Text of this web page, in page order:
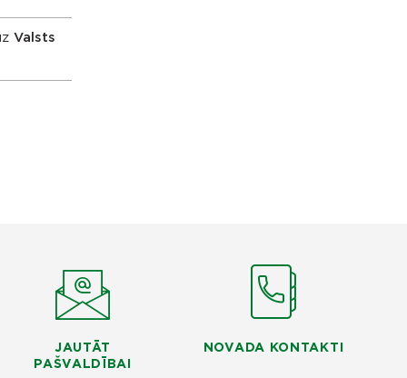
Valsts
JAUTĀT
PAŠVALDĪBAI
NOVADA KONTAKTI